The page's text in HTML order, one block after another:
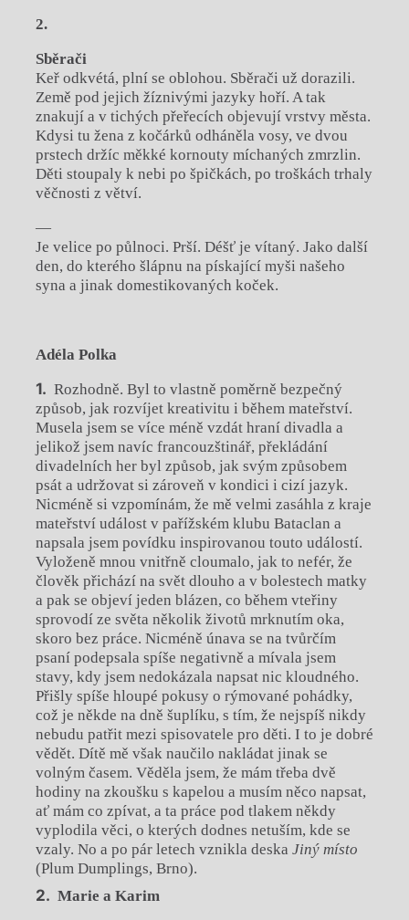
2.
Sběrači
Keř odkvétá, plní se oblohou. Sběrači už dorazili.
Země pod jejich žíznivými jazyky hoří. A tak
znakují a v tichých přeřecích objevují vrstvy města.
Kdysi tu žena z kočárků odháněla vosy, ve dvou
prstech držíc měkké kornouty míchaných zmrzlin.
Děti stoupaly k nebi po špičkách, po troškách trhaly
věčnosti z větví.
—
Je velice po půlnoci. Prší. Déšť je vítaný. Jako další
den, do kterého šlápnu na pískající myši našeho
syna a jinak domestikovaných koček.
Adéla Polka
Rozhodně. Byl to vlastně poměrně bezpečný
způsob, jak rozvíjet kreativitu i během mateřství.
Musela jsem se více méně vzdát hraní divadla a
jelikož jsem navíc francouzštinář, překládání
divadelních her byl způsob, jak svým způsobem
psát a udržovat si zároveň v kondici i cizí jazyk.
Nicméně si vzpomínám, že mě velmi zasáhla z kraje
mateřství událost v pařížském klubu Bataclan a
napsala jsem povídku inspirovanou touto událostí.
Vyloženě mnou vnitřně cloumalo, jak to nefér, že
člověk přichází na svět dlouho a v bolestech matky
a pak se objeví jeden blázen, co během vteřiny
sprovodí ze světa několik životů mrknutím oka,
skoro bez práce. Nicméně únava se na tvůrčím
psaní podepsala spíše negativně a mívala jsem
stavy, kdy jsem nedokázala napsat nic kloudného.
Přišly spíše hloupé pokusy o rýmované pohádky,
což je někde na dně šuplíku, s tím, že nejspíš nikdy
nebudu patřit mezi spisovatele pro děti. I to je dobré
vědět. Dítě mě však naučilo nakládat jinak se
volným časem. Věděla jsem, že mám třeba dvě
hodiny na zkoušku s kapelou a musím něco napsat,
ať mám co zpívat, a ta práce pod tlakem někdy
vyplodila věci, o kterých dodnes netuším, kde se
vzaly. No a po pár letech vznikla deska Jiný místo
(Plum Dumplings, Brno).
Marie a Karim